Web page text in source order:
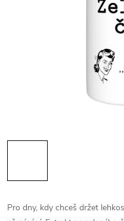
Pro dny, kdy chceš držet